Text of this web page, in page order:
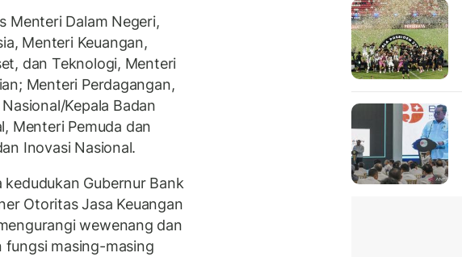
Menteri Dalam Negeri,
Menteri Keuangan,
dan Teknologi, Menteri
Menteri Perdagangan,
Kepala Badan
Menteri Pemuda dan
Inovasi Nasional.
kedudukan Gubernur Bank
Otoritas Jasa Keuangan
wewenang dan
fungsi masing-masing